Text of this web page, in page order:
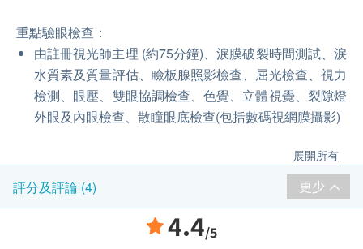
重點驗眼檢查：
由註冊視光師主理 (約75分鐘)、淚膜破裂時間測試、淚
水質素及質量評估、瞼板腺照影檢查、屈光檢查、視力
檢測、眼壓、雙眼協調檢查、色覺、立體視覺、裂隙燈
外眼及內眼檢查、散瞳眼底檢查(包括數碼視網膜攝影)
展開所有
評分及評論 (4) 更少
4.4/5